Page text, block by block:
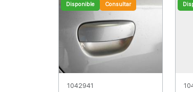
Disponible Consultar
1042941